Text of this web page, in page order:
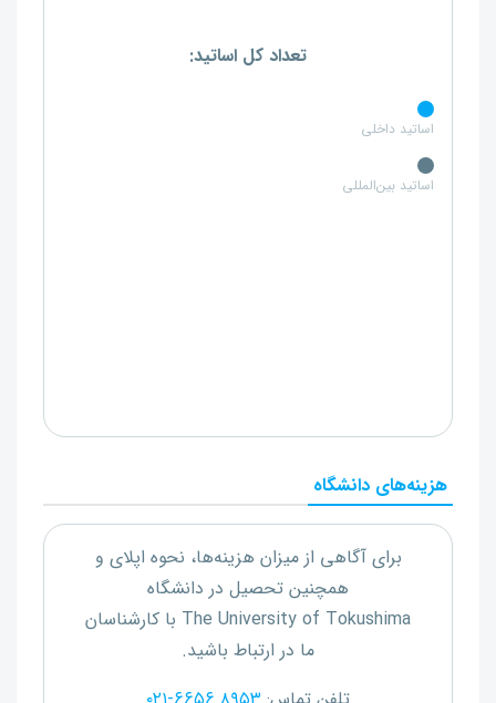
تعداد کل اساتید:
اساتید داخلی
اساتید بین‌المللی
هزینه‌های دانشگاه
برای آگاهی از میزان هزینه‌ها، نحوه اپلای و
همچنین تحصیل در دانشگاه
The University of Tokushima با کارشناسان
ما در ارتباط باشید.